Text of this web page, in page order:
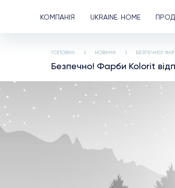
КОМПАНІЯ UKRAINE. HOME
ГОЛОВНА НОВИНИ БЕЗПЕЧНО!
Безпечно! Фарби Kolorit